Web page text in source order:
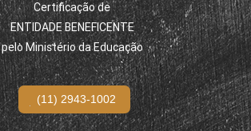
Certificação de
ENTIDADE BENEFICENTE
pelo Ministério da Educação
(11) 2943-1002